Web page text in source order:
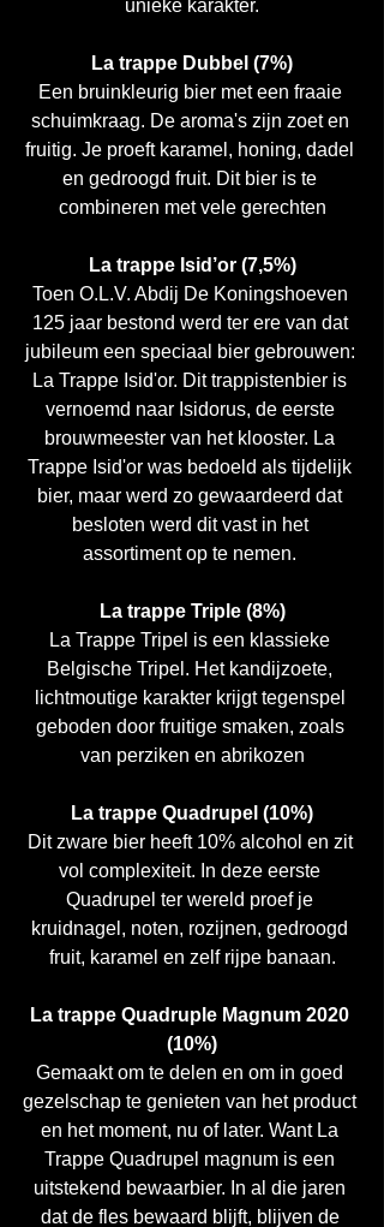
unieke karakter.
La trappe Dubbel (7%)
Een bruinkleurig bier met een fraaie
schuimkraag. De aroma's zijn zoet en
fruitig. Je proeft karamel, honing, dadel
en gedroogd fruit. Dit bier is te
combineren met vele gerechten
La trappe Isid’or (7,5%)
Toen O.L.V. Abdij De Koningshoeven
125 jaar bestond werd ter ere van dat
jubileum een speciaal bier gebrouwen:
La Trappe Isid'or. Dit trappistenbier is
vernoemd naar Isidorus, de eerste
brouwmeester van het klooster. La
Trappe Isid'or was bedoeld als tijdelijk
bier, maar werd zo gewaardeerd dat
besloten werd dit vast in het
assortiment op te nemen.
La trappe Triple (8%)
La Trappe Tripel is een klassieke
Belgische Tripel. Het kandijzoete,
lichtmoutige karakter krijgt tegenspel
geboden door fruitige smaken, zoals
van perziken en abrikozen
La trappe Quadrupel (10%)
Dit zware bier heeft 10% alcohol en zit
vol complexiteit. In deze eerste
Quadrupel ter wereld proef je
kruidnagel, noten, rozijnen, gedroogd
fruit, karamel en zelf rijpe banaan.
La trappe Quadruple Magnum 2020
(10%)
Gemaakt om te delen en om in goed
gezelschap te genieten van het product
en het moment, nu of later. Want La
Trappe Quadrupel magnum is een
uitstekend bewaarbier. In al die jaren
dat de fles bewaard blijft, blijven de